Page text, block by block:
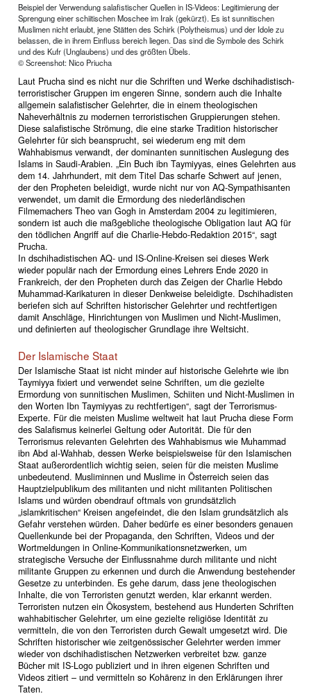
Beispiel der Verwendung salafistischer Quellen in IS-Videos: Legitimierung der
Sprengung einer schiitischen Moschee im Irak (gekürzt). Es ist sunnitischen
Muslimen nicht erlaubt, jene Stätten des Schirk (Polytheismus) und der Idole zu
belassen, die in ihrem Einfluss bereich liegen. Das sind die Symbole des Schirk
und des Kufr (Unglaubens) und des größten Übels.
© Screenshot: Nico Priucha
Laut Prucha sind es nicht nur die Schriften und Werke dschihadistisch-
terroristischer Gruppen im engeren Sinne, sondern auch die Inhalte
allgemein salafistischer Gelehrter, die in einem theologischen
Naheverhältnis zu modernen terroristischen Gruppierungen stehen.
Diese salafistische Strömung, die eine starke Tradition historischer
Gelehrter für sich beansprucht, sei wiederum eng mit dem
Wahhabismus verwandt, der dominanten sunnitischen Auslegung des
Islams in Saudi-Arabien. „Ein Buch ibn Taymiyyas, eines Gelehrten aus
dem 14. Jahrhundert, mit dem Titel Das scharfe Schwert auf jenen,
der den Propheten beleidigt, wurde nicht nur von AQ-Sympathisanten
verwendet, um damit die Ermordung des niederländischen
Filmemachers Theo van Gogh in Ams­terdam 2004 zu legitimieren,
sondern ist auch die maßgebliche theologische Obligation laut AQ für
den tödlichen Angriff auf die Charlie-Hebdo-Redaktion 2015“, sagt
Prucha.
In dschihadistischen AQ- und IS-Online-Kreisen sei dieses Werk
wieder populär nach der Ermordung eines Lehrers Ende 2020 in
Frankreich, der den Propheten durch das Zeigen der Charlie Hebdo
Muhammad-Karikaturen in dieser Denkweise beleidigte. Dschihadisten
beriefen sich auf Schriften historischer Gelehrter und rechtfertigen
damit Anschläge, Hinrichtungen von Muslimen und Nicht-Muslimen,
und definierten auf theologischer Grundlage ihre Weltsicht.
Der Islamische Staat
Der Islamische Staat ist nicht minder auf historische Gelehrte wie ibn
Taymiyya fixiert und verwendet seine Schriften, um die gezielte
Ermordung von sunnitischen Muslimen, Schiiten und Nicht-Muslimen in
den Worten Ibn Taymiyyas zu rechtfertigen“, sagt der Terrorismus-
Experte. Für die meisten Muslime weltweit hat laut Prucha diese Form
des Salafismus keinerlei Geltung oder Autorität. Die für den
Terrorismus relevanten Gelehrten des Wahhabismus wie Muhammad
ibn Abd al-Wahhab, dessen Werke beispielsweise für den Islamischen
Staat außerordentlich wichtig seien, seien für die meisten Muslime
unbedeutend. Musliminnen und Muslime in Österreich seien das
Hauptzielpublikum des militanten und nicht militanten Politischen
Islams und würden obendrauf oftmals von grundsätzlich
„islamkritischen“ Kreisen angefeindet, die den Islam grundsätzlich als
Gefahr verstehen würden. Daher bedürfe es einer besonders genauen
Quellenkunde bei der Propaganda, den Schriften, Videos und der
Wortmeldungen in Online-Kommunikationsnetzwerken, um
strategische Versuche der Einflussnahme durch militante und nicht
militante Gruppen zu erkennen und durch die Anwendung bestehender
Gesetze zu unterbinden. Es gehe darum, dass jene theologischen
Inhalte, die von Terroristen genutzt werden, klar erkannt werden.
Terroristen nutzen ein Ökosystem, bestehend aus Hunderten Schriften
wahhabitischer Gelehrter, um eine gezielte religiöse Identität zu
vermitteln, die von den Terroristen durch Gewalt umgesetzt wird. Die
Schriften historischer wie zeitgenössischer Gelehrter werden immer
wieder von dschihadistischen Netzwerken verbreitet bzw. ganze
Bücher mit IS-Logo publiziert und in ihren eigenen Schriften und
Videos zitiert – und vermitteln so Kohärenz in den Erklärungen ihrer
Taten.